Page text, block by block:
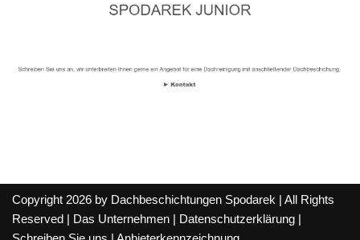
Copyright 2026 by Dachbeschichtungen Spodarek | All Rights
Reserved |
Das Unternehmen Datenschutzerklärung